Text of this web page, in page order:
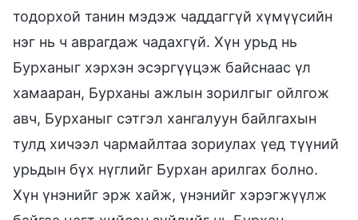
тодорхой танин мэдэж чаддаггүй хүмүүсийн
нэг нь ч аврагдаж чадахгүй. Хүн урьд нь
Бурханыг хэрхэн эсэргүүцэж байснаас үл
хамааран, Бурханы ажлын зорилгыг ойлгож
авч, Бурханыг сэтгэл хангалуун байлгахын
тулд хичээл чармайлтаа зориулах үед түүний
урьдын бүх нүглийг Бурхан арилгах болно.
Хүн үнэнийг эрж хайж, үнэнийг хэрэгжүүлж